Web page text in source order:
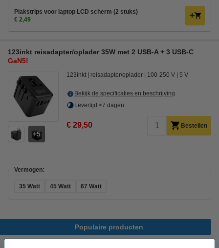
Plakstrips voor laptop LCD scherm (2 stuks)
€ 2,49
123inkt reisadapter/oplader 35W met 2 USB-A + 3 USB-C
GaN5!
5
123inkt reisadapter/oplader 100-250 V 5 V
Bekijk de specificaties en beschrijving
Levertijd <7 dagen
€ 29,50 Bestellen
Vermogen:
35 Watt 45 Watt 67 Watt
Populaire producten